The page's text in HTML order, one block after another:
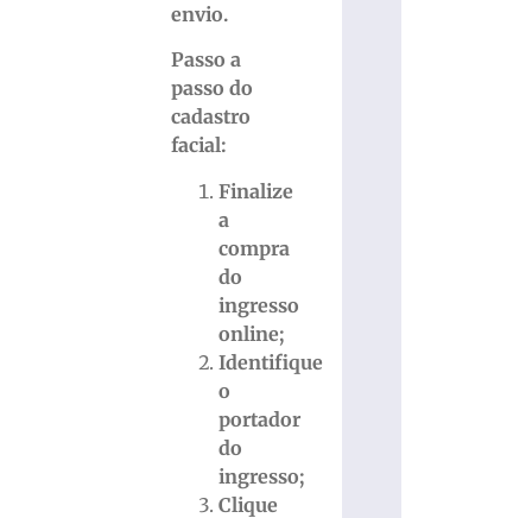
envio.
Passo a
passo do
cadastro
facial:
Finalize
a
compra
do
ingresso
online;
Identifique
o
portador
do
ingresso;
Clique